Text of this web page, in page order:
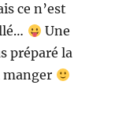
ce n’est
Une
préparé la
manger